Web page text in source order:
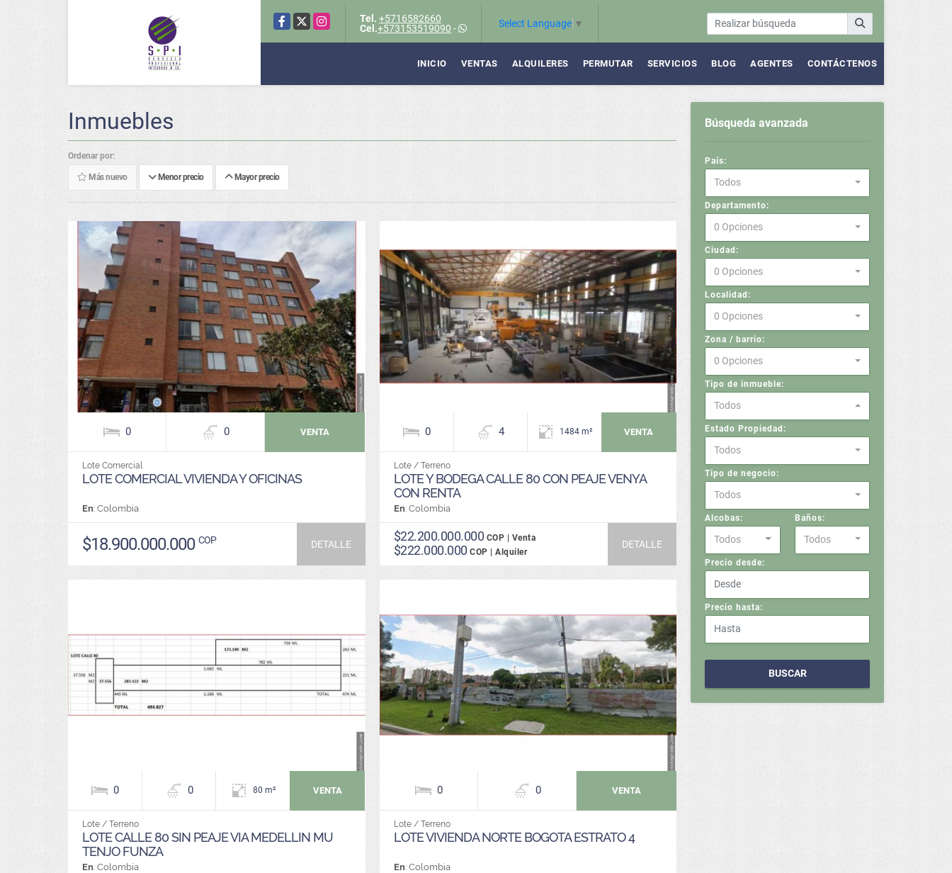
Facebook
X Instagram Tel. +5716582660
Cel.+573153519090 - Select Language ▼
INICIO VENTAS ALQUILERES PERMUTAR SERVICIOS BLOG AGENTES CONTÁCTENOS
Inmuebles
Ordenar por:
Más nuevo Menor precio Mayor precio
0 0 VENTA
Lote Comercial
LOTE COMERCIAL VIVIENDA Y OFICINAS
En: Colombia
$18.900.000.000 COP DETALLE
0 4 1484 m² VENTA
Lote / Terreno
LOTE Y BODEGA CALLE 80 CON PEAJE VENYA
CON RENTA
En: Colombia
$22.200.000.000 COP | Venta
$222.000.000 COP | Alquiler
DETALLE
0 0 80 m² VENTA
Lote / Terreno
LOTE CALLE 80 SIN PEAJE VIA MEDELLIN MU
TENJO FUNZA
En: Colombia
0 0 VENTA
Lote / Terreno
LOTE VIVIENDA NORTE BOGOTA ESTRATO 4
En: Colombia
Búsqueda avanzada
País:
Todos
Departamento:
0 Opciones
Ciudad:
0 Opciones
Localidad:
0 Opciones
Zona / barrio:
0 Opciones
Tipo de inmueble:
Todos
Estado Propiedad:
Todos
Tipo de negocio:
Todos
Alcobas:
Todos
Baños:
Todos
Precio desde:
Precio hasta:
BUSCAR